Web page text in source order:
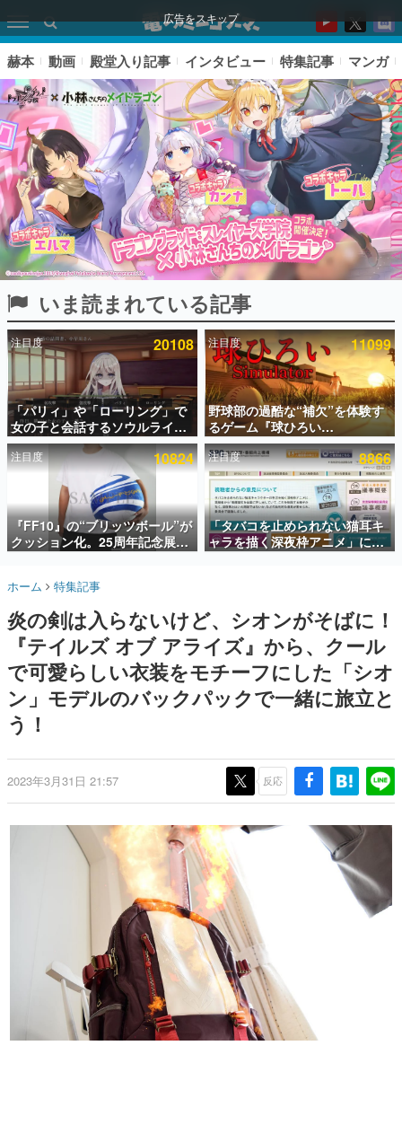
広告をスキップ
ピックアップ
電ファミのいま読まれている記事ランキング
アプリセール情報
インタビュー
連載・特集一覧
殿堂入り記事
SNS拡散数が数千以上！ ページビュー数万以上！ などな
ど。多くの人々に読まれた、電ファミ渾身の“殿堂入り”記
事をまとめました。
名作ゲームクリエイターの方々に製作時のエピソードをお
きます。
赫本
この物語を解いてはいけない。『赫本』は、〈試験問題〉
の形をした短編ホラー小説集です。
ゲーム世代の作家たち
ゲームに多大な影響を受けた作家さんに取材し、ゲームが
画です。
日本モバイルゲーム産業史
日本のモバイルゲーム史における主要なトピック・タイト
ルを網羅するほか、開発者へのインタビューや識者による
解説を掲載。約20年の歴史が一望できる決定版！
若ゲのいたり〜ゲームクリエイターの青春〜
『うつヌケ』『ペンと箸』等で知られるマンガ家・田中圭
一先生によるゲーム業界レポートマンガです。
なんでゲームは面白い？
ゲーム開発者・hamatsu氏がゲームの魅力を画面や操作の
具体的な形から解き明かしていく、硬派で骨太な評論連載
赫本 動画 殿堂入り記事 インタビュー 特集記事 マンガ
いま読まれている記事
注目度 20108
「パリィ」や「ローリング」で
女の子と会話するソウルライク
恋愛ゲーム『小早川さんはソウ
ルライク』無料公開。返事に失
敗すると「YOU DIED」
注目度 11099
野球部の過酷な“補欠”を体験す
るゲーム『球ひろい
Simulator』が「1件」のウィッ
シュリストをもとにチェコ語に
対応しSNSで話題に。『キング
ダム・カム』開発元やチェコの
プロ野球選手から称賛の声
注目度 10824
『FF10』の“ブリッツボール”が
クッション化。25周年記念展
「FINAL FANTASY X
ズ情報が一部公開
注目度 8866
「タバコを止められない猫耳キ
ャラを描く深夜枠アニメ」に視
聴者の一部から批判意見。違法
ホーム 特集記事
炎の剣は入らないけど、シオンがそばに！
『テイルズ オブ アライズ』から、クール
で可愛らしい衣装をモチーフにした「シオ
ン」モデルのバックパックで一緒に旅立と
う！
2023年3月31日 21:57 反応